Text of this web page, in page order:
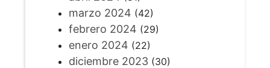
marzo 2024 (42)
febrero 2024 (29)
enero 2024 (22)
diciembre 2023(30)